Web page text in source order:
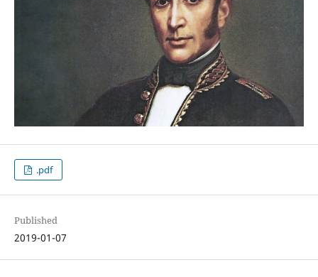
.pdf
Published
2019-01-07